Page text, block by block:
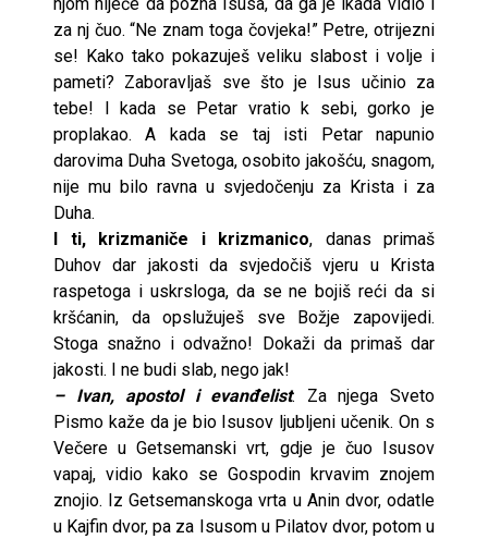
za nj čuo. “Ne znam toga čovjeka!” Petre, otrijezni
se! Kako tako pokazuješ veliku slabost i volje i
pameti? Zaboravljaš sve što je Isus učinio za
tebe! I kada se Petar vratio k sebi, gorko je
proplakao. A kada se taj isti Petar napunio
darovima Duha Svetoga, osobito jakošću, snagom,
nije mu bilo ravna u svjedočenju za Krista i za
Duha.
I ti, krizmaniče i krizmanico, danas primaš
Duhov dar jakosti da svjedočiš vjeru u Krista
raspetoga i uskrsloga, da se ne bojiš reći da si
kršćanin, da opslužuješ sve Božje zapovijedi.
Stoga snažno i odvažno! Dokaži da primaš dar
jakosti. I ne budi slab, nego jak!
– Ivan, apostol i evanđelist. Za njega Sveto
Pismo kaže da je bio Isusov ljubljeni učenik. On s
Večere u Getsemanski vrt, gdje je čuo Isusov
vapaj, vidio kako se Gospodin krvavim znojem
znojio. Iz Getsemanskoga vrta u Anin dvor, odatle
u Kajfin dvor, pa za Isusom u Pilatov dvor, potom u